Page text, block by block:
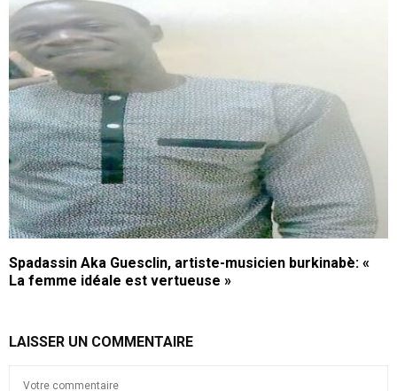
Spadassin Aka Guesclin, artiste-musicien burkinabè: «
La femme idéale est vertueuse »
LAISSER UN COMMENTAIRE